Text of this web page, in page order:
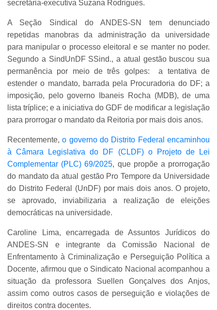
secretária-executiva Suzana Rodrigues.
A Seção Sindical do ANDES-SN tem denunciado
repetidas manobras da administração da universidade
para manipular o processo eleitoral e se manter no poder.
Segundo a SindUnDF SSind., a atual gestão buscou sua
permanência por meio de três golpes: a tentativa de
estender o mandato, barrada pela Procuradoria do DF; a
imposição, pelo governo Ibaneis Rocha (MDB), de uma
lista tríplice; e a iniciativa do GDF de modificar a legislação
para prorrogar o mandato da Reitoria por mais dois anos.
Recentemente,o governo do Distrito Federal encaminhou
à Câmara Legislativa do DF (CLDF) o Projeto de Lei
Complementar (PLC) 69/2025, que propõe a prorrogação
do mandato da atual gestão Pro Tempore da Universidade
do Distrito Federal (UnDF) por mais dois anos. O projeto,
se aprovado, inviabilizaria a realização de eleições
democráticas na universidade.
Caroline Lima, encarregada de Assuntos Jurídicos do
ANDES-SN e integrante da Comissão Nacional de
Enfrentamento à Criminalização e Perseguição Política a
Docente, afirmou que o Sindicato Nacional acompanhou a
situação da professora Suellen Gonçalves dos Anjos,
assim como outros casos de perseguição e violações de
direitos contra docentes.